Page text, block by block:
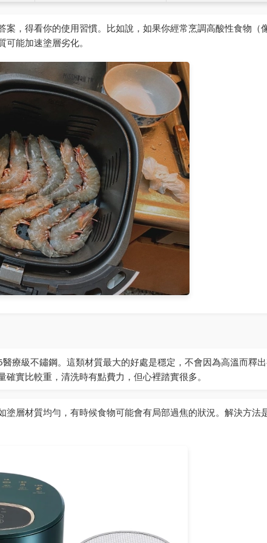
，得看你的使用習慣。比如說，如果你經常烹調高酸性食物（
能加速塗層劣化。
療級不鏽鋼。這類材質最大的好處是穩定，不會因為高溫而釋
實比較重，清洗時有點費力，但心裡踏實很多。
層材質均勻，有時候食物可能會有局部過焦的狀況。解決方法